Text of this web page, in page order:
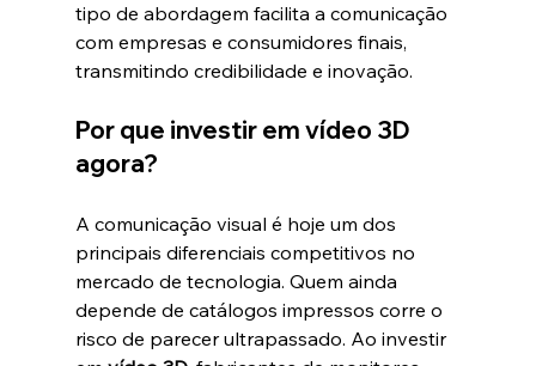
tipo de abordagem facilita a comunicação
com empresas e consumidores finais,
transmitindo credibilidade e inovação.
Por que investir em vídeo 3D
agora?
A comunicação visual é hoje um dos
principais diferenciais competitivos no
mercado de tecnologia. Quem ainda
depende de catálogos impressos corre o
risco de parecer ultrapassado. Ao investir